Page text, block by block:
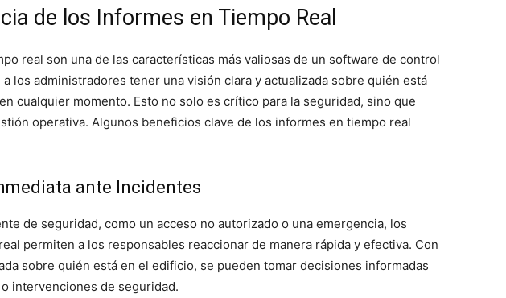
de los Informes en Tiempo Real
real son una de las características más valiosas de un software de control
los administradores tener una visión clara y actualizada sobre quién está
cualquier momento. Esto no solo es crítico para la seguridad, sino que
operativa. Algunos beneficios clave de los informes en tiempo real
ante Incidentes
de seguridad, como un acceso no autorizado o una emergencia, los
permiten a los responsables reaccionar de manera rápida y efectiva. Con
sobre quién está en el edificio, se pueden tomar decisiones informadas
intervenciones de seguridad.